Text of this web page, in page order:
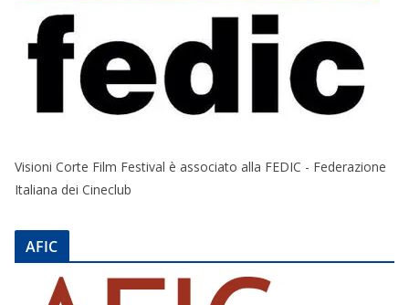
Visioni Corte Film Festival è associato alla FEDIC - Federazione
Italiana dei Cineclub
AFIC